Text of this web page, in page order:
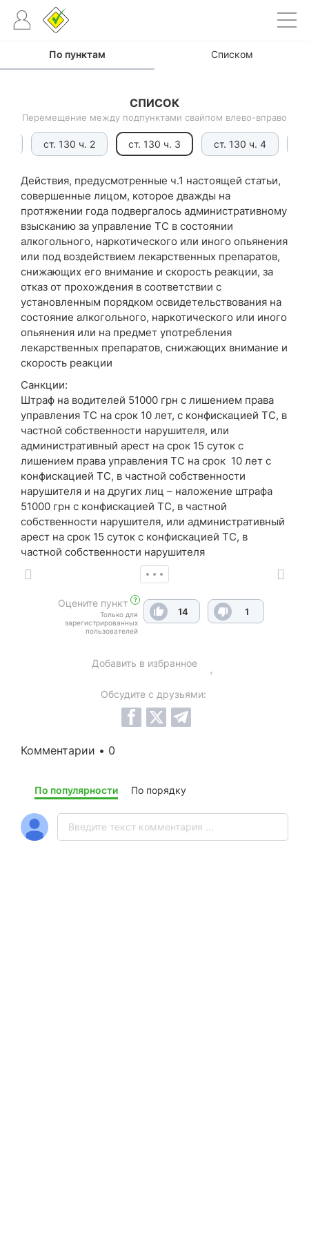
penalty_information
По пунктам Списком
СПИСОК
Перемещение между подпунктами свайпом влево-вправо
ст. 130 ч. 2 ст. 130 ч. 3 ст. 130 ч. 4
Действия, предусмотренные ч.1 настоящей статьи,
совершенные лицом, которое дважды на
протяжении года подвергалось административному
взысканию за управление ТС в состоянии
алкогольного, наркотического или иного опьянения
или под воздействием лекарственных препаратов,
снижающих его внимание и скорость реакции, за
отказ от прохождения в соответствии с
установленным порядком освидетельствования на
состояние алкогольного, наркотического или иного
опьянения или на предмет употребления
лекарственных препаратов, снижающих внимание и
скорость реакции
Санкции:
Штраф на водителей 51000 грн с лишением права
управления ТС на срок 10 лет, с конфискацией ТС, в
частной собственности нарушителя, или
административный арест на срок 15 суток с
лишением права управления ТС на срок 10 лет с
конфискацией ТС, в частной собственности
нарушителя и на других лиц – наложение штрафа
51000 грн с конфискацией ТС, в частной
собственности нарушителя, или административный
арест на срок 15 суток с конфискацией ТС, в
частной собственности нарушителя
Оцените пункт ?
Только для
зарегистрированных
пользователей
14 1
Добавить в избранное
Обсудите с друзьями:
Комментарии • 0
По популярности По порядку